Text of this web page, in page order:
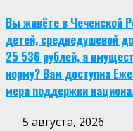
Вы живёте в Чеченской
детей, среднедушевой
25 536 рублей, а
норму? Вам доступна
мера поддержки
5 августа, 2026